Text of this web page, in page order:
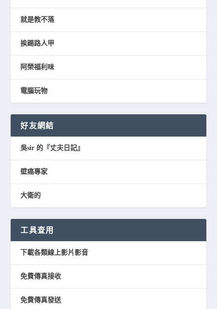
就是教不落
挨踢路人甲
阿榮福利味
電腦玩物
好友網結
吳sir 的『丈夫日記』
壁癌專家
大衛的
工具查用
下載各類線上影片影音
免費傳真接收
免費傳真發送